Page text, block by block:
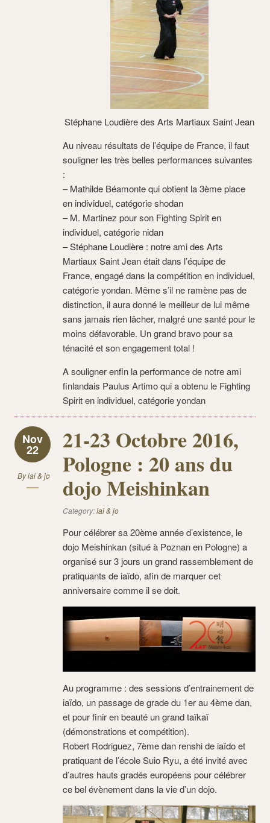
Stéphane Loudière des Arts Martiaux Saint Jean
Au niveau résultats de l’équipe de France, il faut
souligner les très belles performances suivantes
:
– Mathilde Béamonte qui obtient la 3ème place
en individuel, catégorie shodan
– M. Martinez pour son Fighting Spirit en
individuel, catégorie nidan
– Stéphane Loudière : notre ami des Arts
Martiaux Saint Jean était dans l’équipe de
France, engagé dans la compétition en individuel,
catégorie yondan. Même s’il ne ramène pas de
distinction, il aura donné le meilleur de lui même
sans jamais rien lâcher, malgré une santé pour le
moins défavorable. Un grand bravo pour sa
ténacité et son engagement total !
A souligner enfin la performance de notre ami
finlandais Paulus Artimo qui a obtenu le Fighting
Spirit en individuel, catégorie yondan
Nov
22
Byiai & jo
21-23 Octobre 2016,
Pologne : 20 ans du
dojo Meishinkan
Category:iai & jo
Pour célébrer sa 20ème année d’existence, le
dojo Meishinkan (situé à Poznan en Pologne) a
organisé sur 3 jours un grand rassemblement de
pratiquants de iaïdo, afin de marquer cet
anniversaire comme il se doit.
Au programme : des sessions d’entrainement de
iaïdo, un passage de grade du 1er au 4ème dan,
et pour finir en beauté un grand taïkaï
(démonstrations et compétition).
Robert Rodriguez, 7ème dan renshi de iaïdo et
pratiquant de l’école Suio Ryu, a été invité avec
d’autres hauts gradés européens pour célébrer
ce bel évènement dans la vie d’un dojo.